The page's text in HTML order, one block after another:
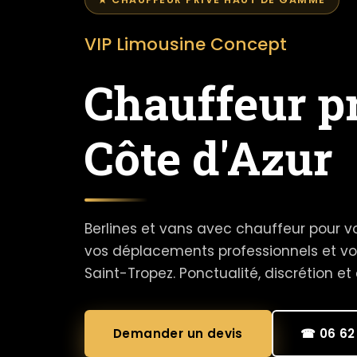
VIP Limousine Concept
Chauffeur
Côte d'Azur
Berlines et vans avec chauffeur pour
vos déplacements professionnels et
Saint-Tropez. Ponctualité, discrétion
Demander un devis ☎ 06 62